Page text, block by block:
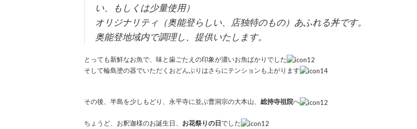
い、もしくは少量使用）
オリジナリティ（奥能登らしい、店独特のもの）あふれる丼です。
奥能登地域内で調理し、提供いたします。
とっても新鮮なお魚で、味と歯ごたえの印象が濃いお魚ばかりでした
そして輪島塗の器でいただくおどんぶりはさらにテンションも上がります
その後、半島を少しもどり、永平寺に並ぶ曹洞宗の大本山、 総持寺祖院へ
ちょうど、お釈迦様のお誕生日、 お花祭りの日でした